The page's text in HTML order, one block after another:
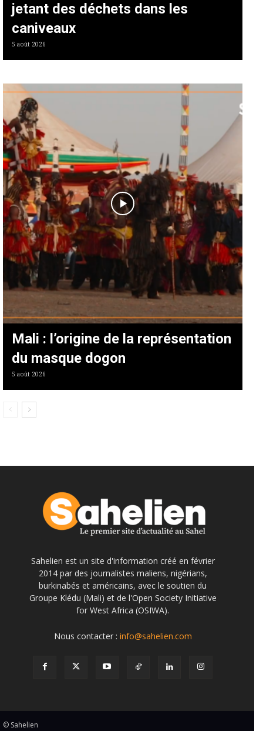
jetant des déchets dans les
caniveaux
5 août 2026
Mali : l’origine de la représentation
du masque dogon
5 août 2026
Sahelien est un site d'information créé en février
2014 par des journalistes maliens, nigérians,
burkinabés et américains, avec le soutien du
Groupe Klédu (Mali) et de l'Open Society Initiative
for West Africa (OSIWA).
Nous contacter : info@sahelien.com
© Sahelien